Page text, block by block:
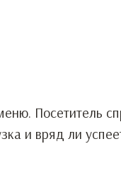
Посетитель
и вряд ли